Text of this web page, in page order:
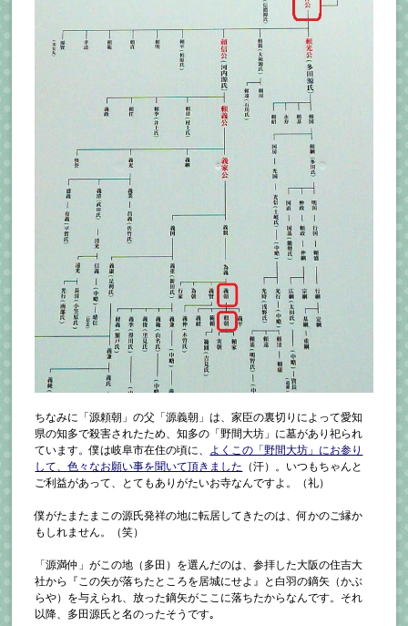
ちなみに「源頼朝」の父「源義朝」は、家臣の裏切りによって愛知
県の知多で殺害されたため、知多の「野間大坊」に墓があり祀られ
ています。僕は岐阜市在住の頃に、 よくこの「野間大坊」にお参り
して、色々なお願い事を聞いて頂きました （汗）。いつもちゃんと
ご利益があって、とてもありがたいお寺なんですよ。（礼）
僕がたまたまこの源氏発祥の地に転居してきたのは、何かのご縁か
もしれません。（笑）
「源満仲」がこの地（多田）を選んだのは、参拝した大阪の住吉大
社から『この矢が落ちたところを居城にせよ』と白羽の鏑矢（かぶ
らや）を与えられ、放った鏑矢がここに落ちたからなんです。それ
以降、多田源氏と名のったそうです｡